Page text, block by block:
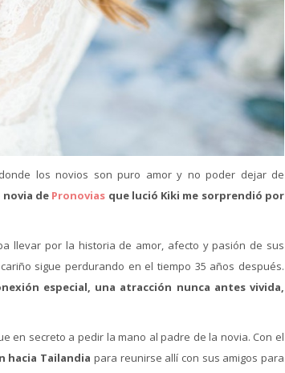
los novios son puro amor y no poder dejar de
de Pronovias que lució Kiki me sorprendió por
llevar por la historia de amor, afecto y pasión de sus
sigue perdurando en el tiempo 35 años después.
especial, una atracción nunca antes vivida,
en secreto a pedir la mano al padre de la novia. Con el
hacia Tailandia para reunirse allí con sus amigos para